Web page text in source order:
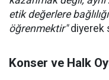
etik değerlere
öğrenmektir"diyerek
Konser ve Halk